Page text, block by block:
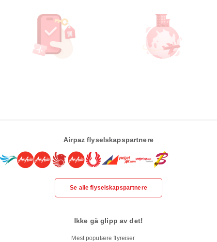
Airpaz flyselskapspartnere
Se alle flyselskapspartnere
Ikke gå glipp av det!
Mest populære flyreiser